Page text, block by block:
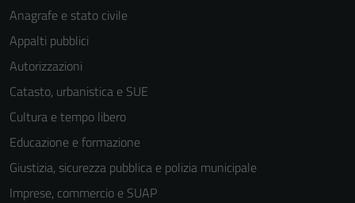
Anagrafe e stato civile
Appalti pubblici
Autorizzazioni
Catasto, urbanistica e SUE
Cultura e tempo libero
Educazione e formazione
Giustizia, sicurezza pubblica e polizia municipale
Imprese, commercio e SUAP